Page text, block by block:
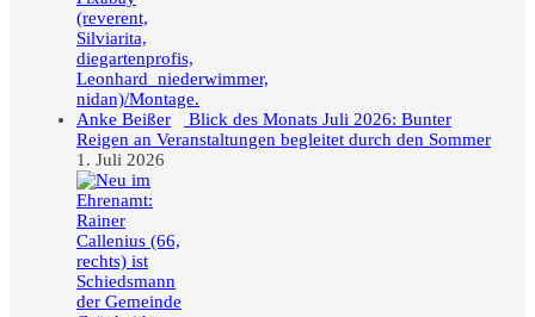
Blick des Monats Juli 2026: Bunter
Reigen an Veranstaltungen begleitet durch den Sommer
1. Juli 2026